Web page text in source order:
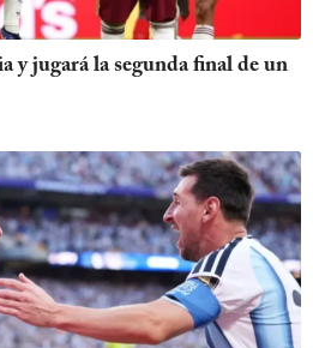
y jugará la segunda final de un